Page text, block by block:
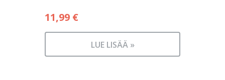
11,99 €
LUE LISÄÄ »